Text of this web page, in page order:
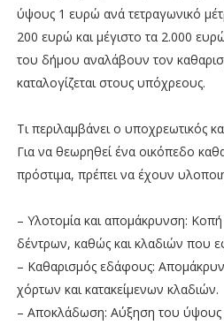
ύψους 1 ευρώ ανά τετραγωνικό
200 ευρώ και μέγιστο τα 2.000
του δήμου αναλάβουν τον
καταλογίζεται στους υπόχρεους.
Τι περιλαμβάνει ο υποχρεωτικός
Για να θεωρηθεί ένα οικόπεδο
πρόστιμα, πρέπει να έχουν
– Υλοτομία και απομάκρυνση:
δέντρων, καθώς και κλαδιών που
– Καθαρισμός εδάφους:
χόρτων και κατακείμενων κλαδιών.
– Αποκλάδωση: Αύξηση του ύψους